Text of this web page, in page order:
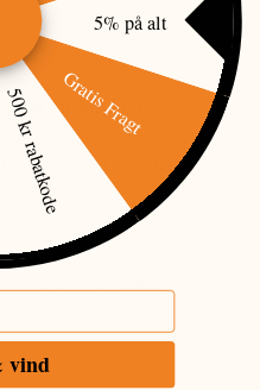
KAN LØBENDE
PRIS ELLER UDSOLGTE
AT OPDATERE SIDEN.
JAGT-JAKT IKKE FORPLIGTET TIL
TIL DEN FORKERTE PRIS. ENKELTE
MASKINOVERSATTE, OG DER
5% på alt
Gratis Fragt
500 kr rabatkode
vind